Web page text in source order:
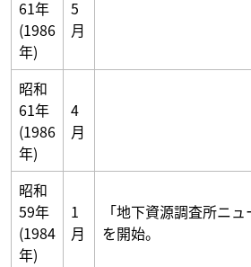
61年
(1986
年)
5
月
昭和
61年
(1986
年)
4
月
昭和
59年
(1984
年)
1
月
「地下資源調査所ニ
を開始。